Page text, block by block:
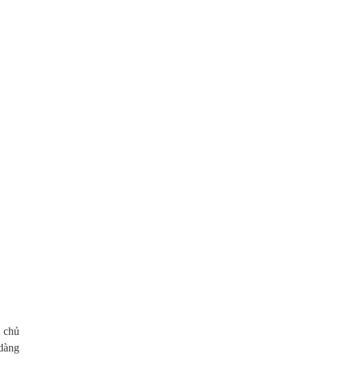
chủ